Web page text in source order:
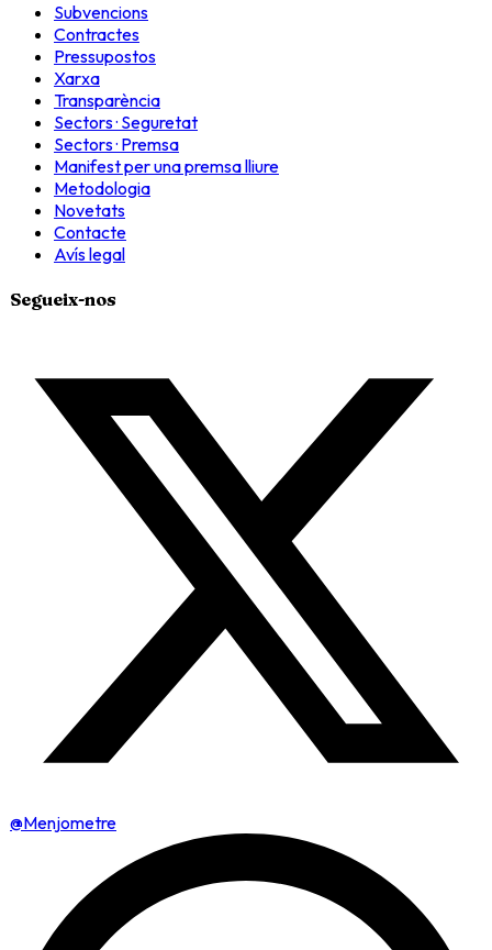
Subvencions
Contractes
Pressupostos
Xarxa
Transparència
Sectors · Seguretat
Sectors · Premsa
Manifest per una premsa lliure
Metodologia
Novetats
Contacte
Avís legal
Segueix-nos
@Menjometre